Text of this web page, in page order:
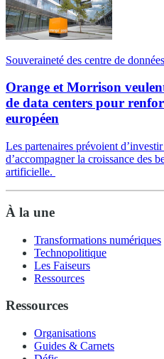
Souveraineté des centre de données
Orange et Morrison
de data centers pour
européen
Les partenaires prévoient
d’accompagner la croissance des
artificielle.
À la une
Transformations numériques
Technopolitique
Les Faiseurs
Ressources
Ressources
Organisations
Guides & Carnets